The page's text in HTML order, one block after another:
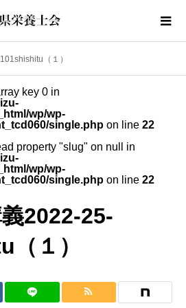
（１）
key 0 in
wp/wp-
single.php on line 22
property "slug" on null in
wp/wp-
single.php on line 22
2022-25-
１）